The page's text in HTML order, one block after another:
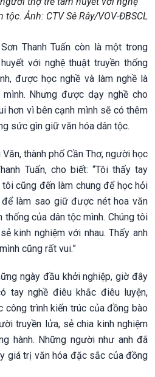
Ảnh: CTV Sê Rây/VOV-ĐBSCL
Thanh Tuấn còn là một trong
với nghệ thuật truyền thống
được học nghề và làm nghề là
Nhưng được dạy nghề cho
hơn vì bên cạnh mình sẽ có thêm
sức gìn giữ văn hóa dân tộc.
thành phố Cần Thơ, người học
Tuấn, cho biết: “Tôi thấy tay
tôi cũng đến làm chung để học hỏi
làm sao giữ được nét hoa văn
của dân tộc mình. Chúng tôi
kinh nghiệm với nhau. Thấy anh
cũng rất vui.”
ngày đầu khởi nghiệp, giờ đây
tay nghề điêu khắc điêu luyện,
công trình kiến trúc của đồng bào
truyền lửa, sẻ chia kinh nghiệm
hành. Những người như anh đã
giá trị văn hóa đặc sắc của đồng